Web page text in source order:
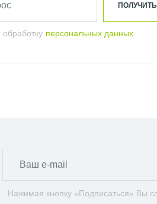
персональных данных
Нажимая кнопку «Подписаться» Вы